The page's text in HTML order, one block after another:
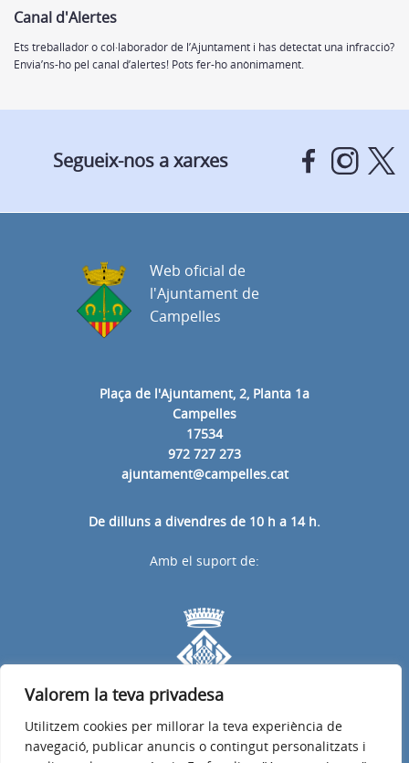
Valorem la teva privadesa
Utilitzem cookies per millorar la teva experiència de
navegació, publicar anuncis o contingut personalitzats i
Canal d'Alertes
Ets treballador o col·laborador de l’Ajuntament i has detectat una infracció?
Envia’ns-ho pel canal d’alertes! Pots fer-ho anònimament.
Segueix-nos a xarxes
Plaça de l'Ajuntament, 2, Planta 1a
Campelles
17534
972 727 273
ajuntament@campelles.cat
De dilluns a divendres de 10 h a 14 h.
Web oficial de
l'Ajuntament de
Campelles
Amb el suport de: